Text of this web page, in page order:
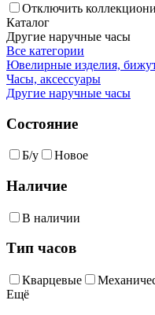
Отключить
Каталог
Другие наручные часы
Все категории
Ювелирные изделия,
Часы, аксессуары
Другие наручные часы
Состояние
Б/у Новое
Наличие
В наличии
Тип часов
Кварцевые
Ещё